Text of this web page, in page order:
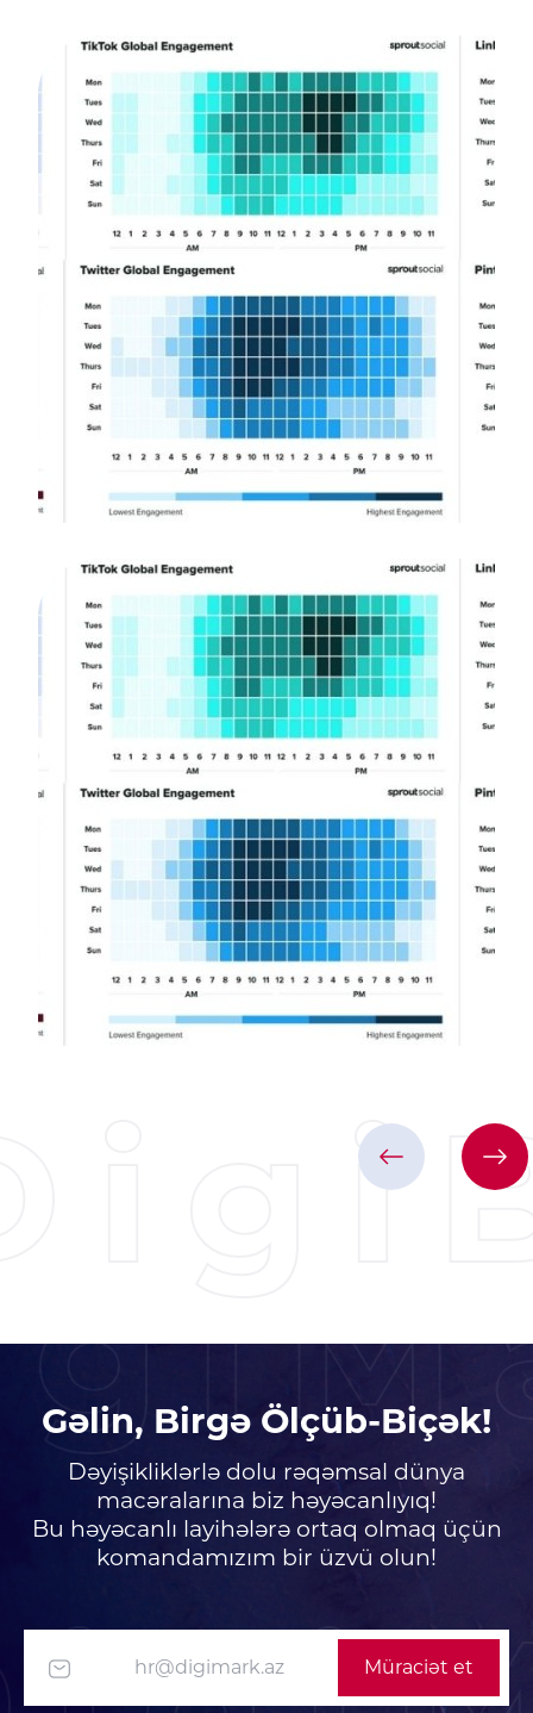
10 May, 2023 / Nigar
“Əvvəlki SMM-in
paylaşım saatları var
idi…”
Bu məqalədə 2023-cü ilin effektiv
paylaşım saatlarını araşdırdıq ki, sizinlə
də bölüşək.
Ətraflı bax
11 Okt, 2022 / Nigar
UI/UX design Tips
There are many variations of passages
of Lorem Ipsum available, but the
majority have suffered alteration in
ome form, by injected humour, or
randomised words which don't look
even slightly believable.
Ətraflı bax
Ətraflı bax
Gəlin, Birgə Ölçüb-Biçək!
Dəyişikliklərlə dolu rəqəmsal dünya
macəralarına biz həyəcanlıyıq!
Bu həyəcanlı layihələrə ortaq olmaq üçün
komandamızım bir üzvü olun!
Müraciət et